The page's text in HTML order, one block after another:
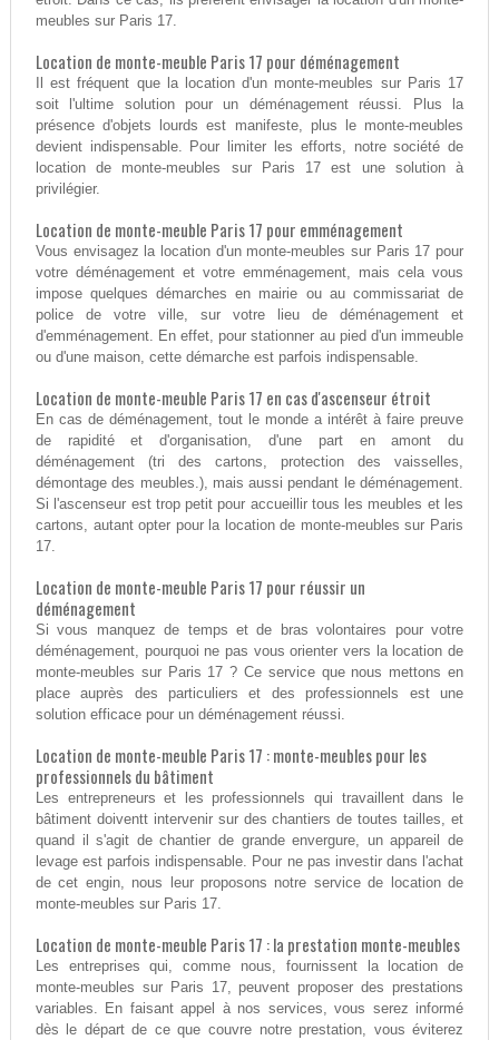
meubles sur Paris 17.
Location de monte-meuble Paris 17 pour déménagement
Il est fréquent que la location d'un monte-meubles sur Paris 17
soit l'ultime solution pour un déménagement réussi. Plus la
présence d'objets lourds est manifeste, plus le monte-meubles
devient indispensable. Pour limiter les efforts, notre société de
location de monte-meubles sur Paris 17 est une solution à
privilégier.
Location de monte-meuble Paris 17 pour emménagement
Vous envisagez la location d'un monte-meubles sur Paris 17 pour
votre déménagement et votre emménagement, mais cela vous
impose quelques démarches en mairie ou au commissariat de
police de votre ville, sur votre lieu de déménagement et
d'emménagement. En effet, pour stationner au pied d'un immeuble
ou d'une maison, cette démarche est parfois indispensable.
Location de monte-meuble Paris 17 en cas d'ascenseur étroit
En cas de déménagement, tout le monde a intérêt à faire preuve
de rapidité et d'organisation, d'une part en amont du
déménagement (tri des cartons, protection des vaisselles,
démontage des meubles.), mais aussi pendant le déménagement.
Si l'ascenseur est trop petit pour accueillir tous les meubles et les
cartons, autant opter pour la location de monte-meubles sur Paris
17.
Location de monte-meuble Paris 17 pour réussir un
déménagement
Si vous manquez de temps et de bras volontaires pour votre
déménagement, pourquoi ne pas vous orienter vers la location de
monte-meubles sur Paris 17 ? Ce service que nous mettons en
place auprès des particuliers et des professionnels est une
solution efficace pour un déménagement réussi.
Location de monte-meuble Paris 17 : monte-meubles pour les
professionnels du bâtiment
Les entrepreneurs et les professionnels qui travaillent dans le
bâtiment doiventt intervenir sur des chantiers de toutes tailles, et
quand il s'agit de chantier de grande envergure, un appareil de
levage est parfois indispensable. Pour ne pas investir dans l'achat
de cet engin, nous leur proposons notre service de location de
monte-meubles sur Paris 17.
Location de monte-meuble Paris 17 : la prestation monte-meubles
Les entreprises qui, comme nous, fournissent la location de
monte-meubles sur Paris 17, peuvent proposer des prestations
variables. En faisant appel à nos services, vous serez informé
dès le départ de ce que couvre notre prestation, vous éviterez